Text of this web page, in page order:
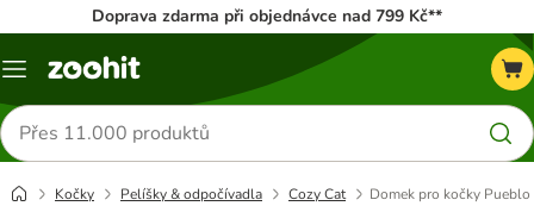
Doprava zdarma při objednávce nad 799 Kč**
Menu
Hledat
produkty
Kočky Pelíšky & odpočívadla Cozy Cat Domek pro kočky Pueblo